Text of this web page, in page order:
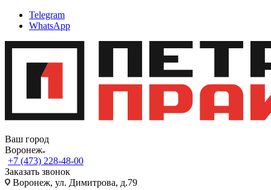
Telegram
WhatsApp
Ваш город
Воронеж
+7 (473) 228-48-00
Заказать звонок
Воронеж, ул. Димитрова, д.79